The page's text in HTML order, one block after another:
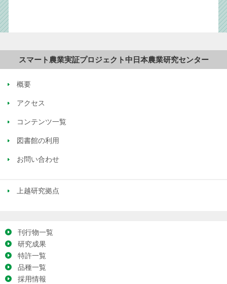
中日本農業研究センター
概要
アクセス
コンテンツ一覧
図書館の利用
お問い合わせ
上越研究拠点
刊行物一覧
研究成果
特許一覧
品種一覧
採用情報